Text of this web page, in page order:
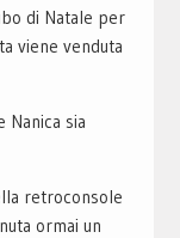
di Natale per
viene venduta
sia
retroconsole
ormai un